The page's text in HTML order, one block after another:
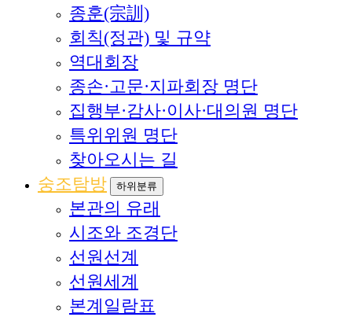
종훈(宗訓)
회칙(정관) 및 규약
역대회장
종손·고문·지파회장 명단
집행부·감사·이사·대의원 명단
특위위원 명단
찾아오시는 길
숭조탐방
하위분류
본관의 유래
시조와 조경단
선원선계
선원세계
본계일람표